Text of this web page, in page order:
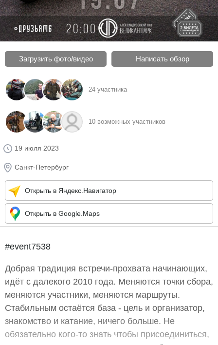
Загрузить фото/видео Написать обзор
24 участника
10 возможных участников
19 июля 2023
Санкт-Петербург
Открыть в Яндекс.Навигатор
Открыть в Google.Maps
#event7538
Добрая традиция встречи-прохвата начинающих,
идёт с далекого 2010 года. Меняются точки сбора,
меняются участники, меняются маршруты.
Стабильным остаётся база - цель и организатор,
знакомство и катание, ничего больше. Не
обязательно кого-то знать чтобы присоединиться,